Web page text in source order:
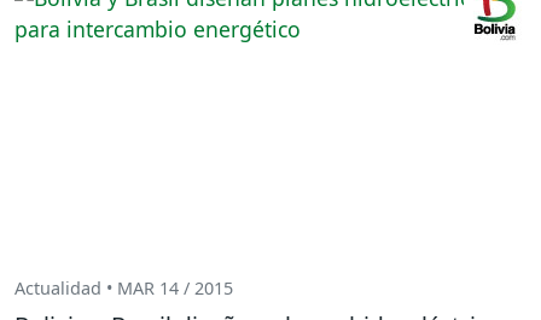
Actualidad • MAR 14 / 2015